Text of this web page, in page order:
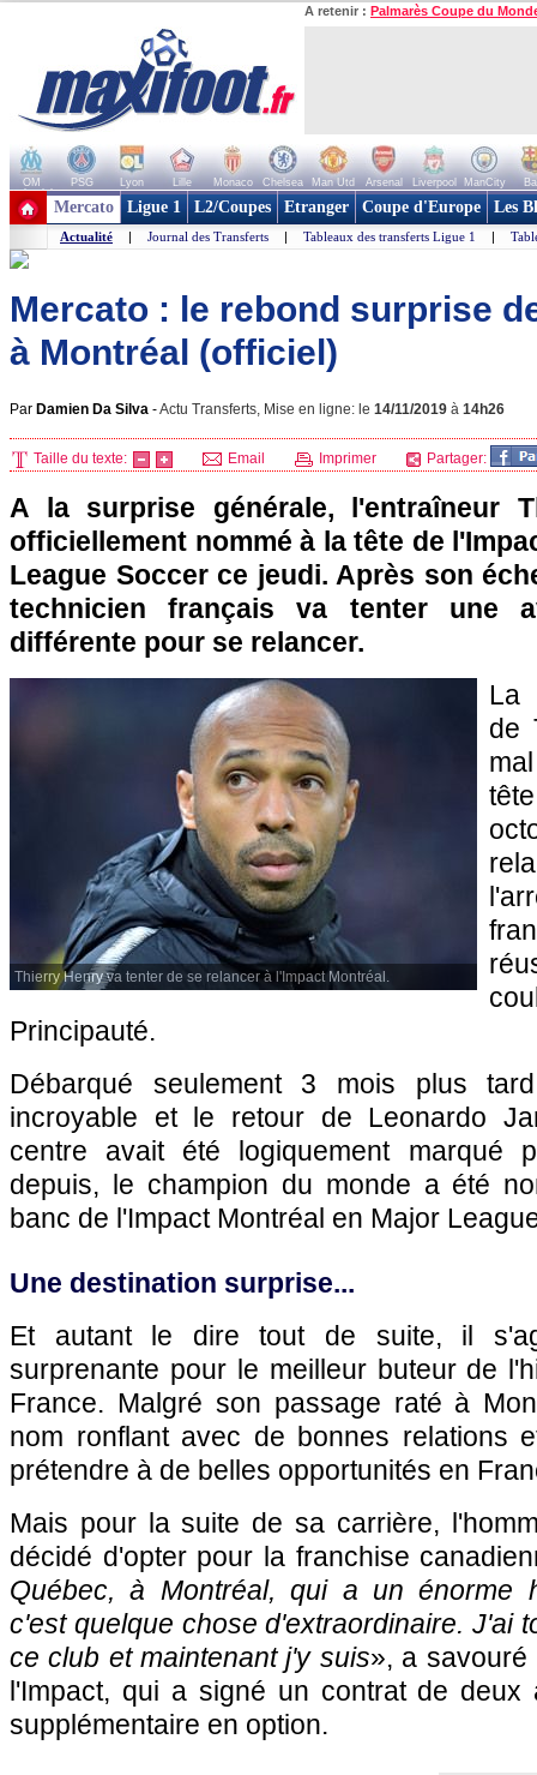
A retenir : Palmarès Coupe du
OM PSG Lyon Lille Monaco Chelsea Man Utd Arsenal Liverpool ManCity
+ de clubs
Mercato Ligue 1 L2/Coupes Etranger Coupe d'Europe Les
Actualité | Journal des Transferts | Tableaux des transferts Ligue 1 |
Mercato : le rebond surprise
à Montréal (officiel)
Par Damien Da Silva -Actu Transferts, Mise en ligne: le 14/11/2019 à 14h26
Taille du texte: Email Imprimer Partager:
A la surprise générale, l'entraîneur
officiellement nommé à la tête de
League Soccer ce jeudi. Après son
technicien français va tenter une
différente pour se relancer.
Thierry Henry va tenter de se relancer à l'Impact Montréal.
La
de
Principauté.
Débarqué seulement 3 mois plus
incroyable et le retour de Leonardo
centre avait été logiquement marqué
depuis, le champion du monde a été
banc de l'Impact Montréal en Major
Une destination surprise...
Et autant le dire tout de suite, il
surprenante pour le meilleur buteur de
France. Malgré son passage raté à
nom ronflant avec de bonnes relations
prétendre à de belles opportunités en
Mais pour la suite de sa carrière,
décidé d'opter pour la franchise
Québec, à Montréal, qui a un énorme
c'est quelque chose d'extraordinaire. J'ai
ce club et maintenant j'y suis», a savouré
l'Impact, qui a signé un contrat de deux
supplémentaire en option.